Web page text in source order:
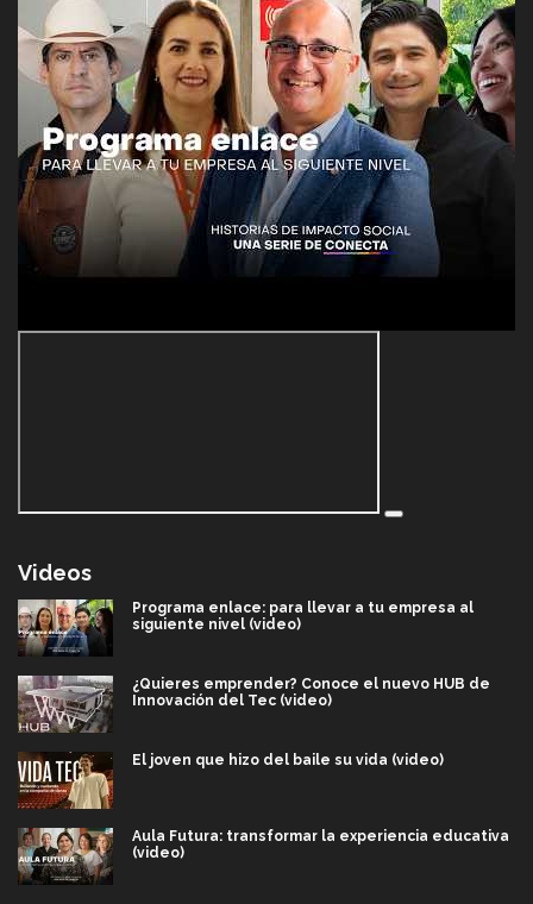
Videos
Programa enlace: para llevar a tu empresa al
siguiente nivel (video)
¿Quieres emprender? Conoce el nuevo HUB de
Innovación del Tec (video)
El joven que hizo del baile su vida (video)
Aula Futura: transformar la experiencia educativa
(video)